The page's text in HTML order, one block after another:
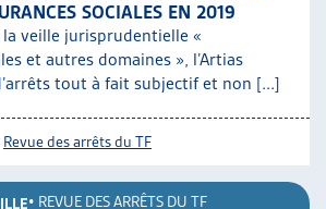
SOCIALES EN 2019
la veille jurisprudentielle «
et autres domaines », l’Artias
tout à fait subjectif et non [...]
Revue des arrêts du TF
• REVUE DES ARRÊTS DU TF